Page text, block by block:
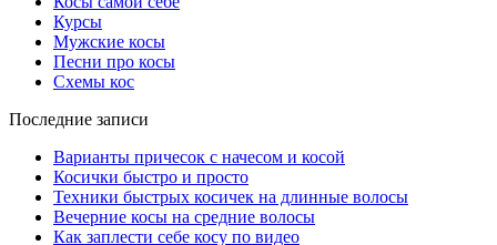
Курсы
Мужские косы
Песни про косы
Схемы кос
Последние записи
Варианты причесок с начесом и косой
Косички быстро и просто
Техники быстрых косичек на длинные волосы
Вечерние косы на средние волосы
Как заплести себе косу по видео